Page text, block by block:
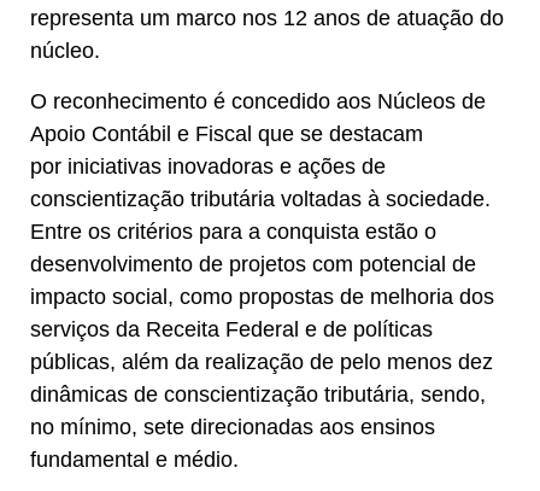
representa um marco nos 12 anos de atuação do
núcleo.
O reconhecimento é concedido aos Núcleos de
Apoio Contábil e Fiscal que se destacam
por iniciativas inovadoras e ações de
conscientização tributária voltadas à sociedade.
Entre os critérios para a conquista estão o
desenvolvimento de projetos com potencial de
impacto social, como propostas de melhoria dos
serviços da Receita Federal e de políticas
públicas, além da realização de pelo menos dez
dinâmicas de conscientização tributária, sendo,
no mínimo, sete direcionadas aos ensinos
fundamental e médio.